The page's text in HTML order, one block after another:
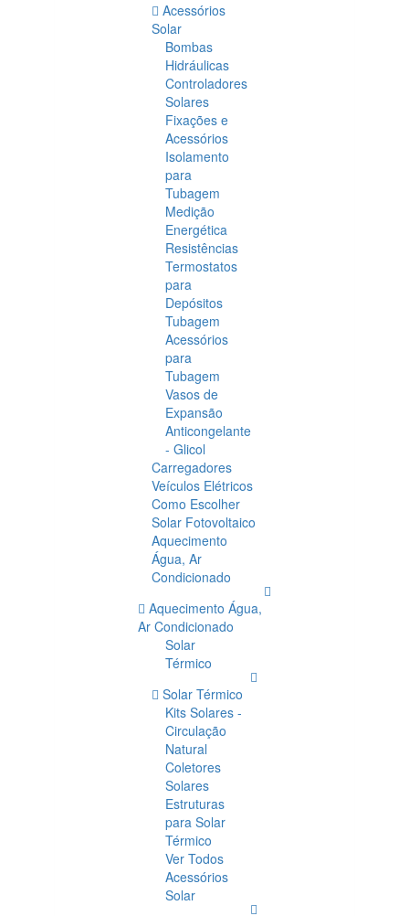
Acessórios
Solar
Bombas
Hidráulicas
Controladores
Solares
Fixações e
Acessórios
Isolamento
para
Tubagem
Medição
Energética
Resistências
Termostatos
para
Depósitos
Tubagem
Acessórios
para
Tubagem
Vasos de
Expansão
Anticongelante
- Glicol
Carregadores
Veículos Elétricos
Como Escolher
Solar Fotovoltaico
Aquecimento
Água, Ar
Condicionado
Aquecimento Água,
Ar Condicionado
Solar
Térmico
Solar Térmico
Kits Solares -
Circulação
Natural
Coletores
Solares
Estruturas
para Solar
Térmico
Ver Todos
Acessórios
Solar